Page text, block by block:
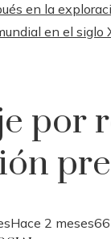
en la
en el siglo
por
Hace 2 meses66